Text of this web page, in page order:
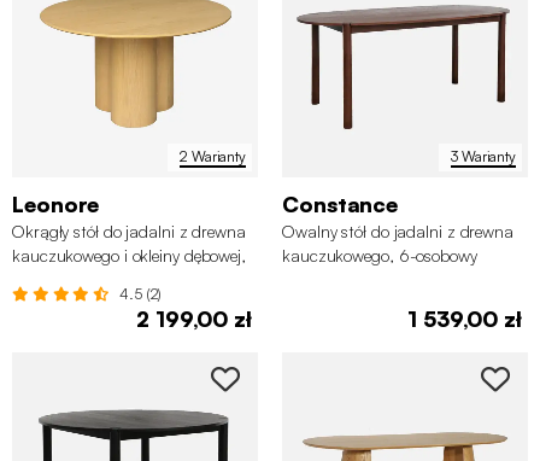
2 Warianty
Leonore
Okrągły stół do jadalni z drewna
kauczukowego i okleiny dębowej,
4.5 (2)
2 199,00 zł
3 Warianty
Constance
Owalny stół do jadalni z drewna
kauczukowego, 6-osobowy
1 539,00 zł